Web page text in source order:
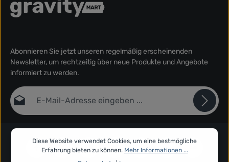
Abonnieren Sie jetzt unseren regelmäßig erscheinenden
Newsletter, um rechtzeitig über neue Produkte und Angebote
informiert zu werden.
E-Mail-Adresse*
Ich habe dieDatenschutzbestimmungenzur Kenntnis
genommen und dieAGBgelesen und bin mit ihnen
Die mit einem Stern (*) markierten Felder sind Pflichtfelder.
Diese Website verwendet Cookies, um eine bestmögliche
Erfahrung bieten zu können. Mehr Informationen ...